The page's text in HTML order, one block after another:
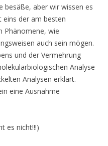
besäße, aber wir wissen es
eins der am besten
Phänomene, wie
auch sein mögen.
und der Vermehrung
Analyse
Analysen erklärt.
eine Ausnahme
es nicht!!!)